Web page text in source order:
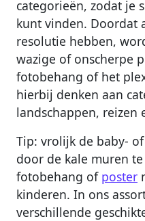
categorieën, zodat je
kunt vinden. Doordat
resolutie hebben,
wazige of onscherpe
fotobehang of het
hierbij denken aan
landschappen, reizen
Tip: vrolijk de baby-
door de kale muren
fotobehang of poster
kinderen. In ons
verschillende